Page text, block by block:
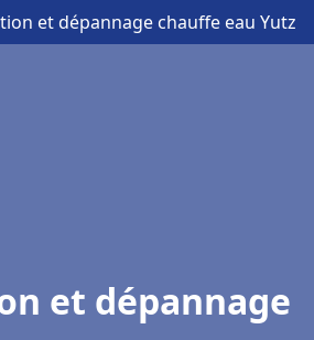
et dépannage chauffe eau Yutz
et dépannage